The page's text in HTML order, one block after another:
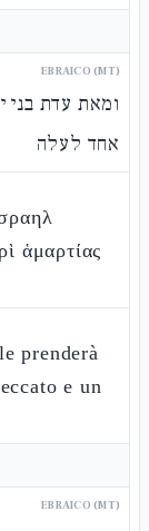
EBRAICO (MT)
ומאת עדת בני
אחד לעלה
ἁμαρτίας
prenderà
e un
EBRAICO (MT)